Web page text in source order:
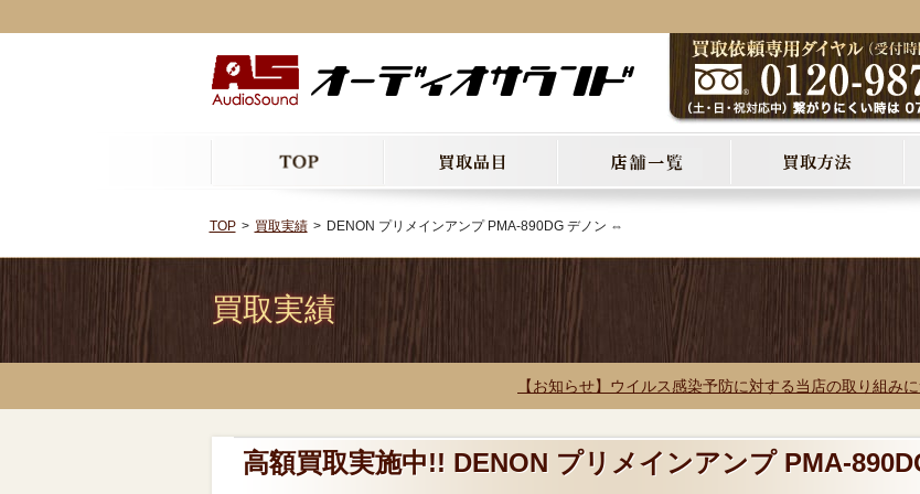
TOP 買取実績 DENON プリメインアンプ PMA-890DG デノン ⇔
買取実績
【お知らせ】ウイルス感染予防に対する当店の取り組み
高額買取実施中!! DENON プリメインアンプ PMA-